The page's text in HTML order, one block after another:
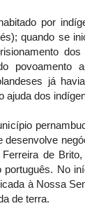
por
quando se
povoamento
já
ajuda dos
desenvolve
de
No
à Nossa
de terra.